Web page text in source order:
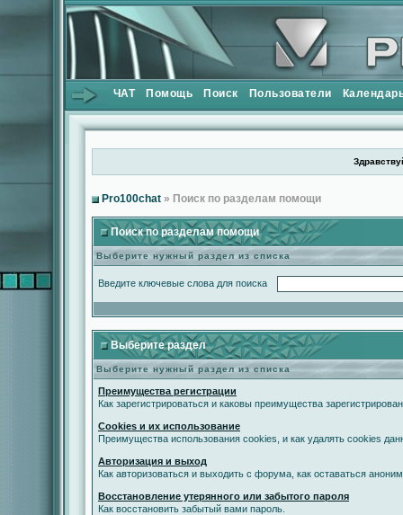
ЧАТ Помощь Поиск Пользователи
Pro100chat » Поиск по разделам помощи
Поиск по разделам помощи
Выберите нужный раздел из списка
Введите ключевые слова для поиска
Выберите раздел
Выберите нужный раздел из списка
Преимущества регистрации
Как зарегистрироваться и каковы преимущества
Cookies и их использование
Преимущества использования cookies, и как удалять cookies
Авторизация и выход
Как авторизоваться и выходить с форума, как оставаться
Восстановление утерянного или забытого пароля
Как восстановить забытый вами пароль.